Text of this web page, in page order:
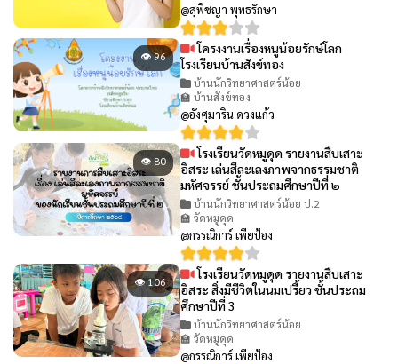
@สุพิชญา พุทธรักษา
👁 96
โครงงานเรื่องหนูน้อยรักษ์โลก
โรงเรียนบ้านสังข์ทอง
บ้านนักวิทยาศาสตร์น้อย
🏫 บ้านสังข์ทอง
@อังศุมาริน ดวงแก้ว
👁 80
โรงเรียนวัดหมูดุด รายงานสืบเสาะ
อิสระ เล่นสีละเลงภาพจากธรรมชาติ
มหัศจรรย์ ชั้นประถมศึกษาปีที่ ๒
บ้านนักวิทยาศาสตร์น้อย ป.2
🏫 วัดหมูดุด
@กรรณิการ์ เพียป้อง
👁 106
โรงเรียนวัดหมูดุด รายงานสืบเสาะ
อิสระ สิ่งมีชีวิตในนมเปรี้ยว ชั้นประถม
ศึกษาปีที่ 3
บ้านนักวิทยาศาสตร์น้อย
🏫 วัดหมูดุด
@กรรณิการ์ เพียป้อง